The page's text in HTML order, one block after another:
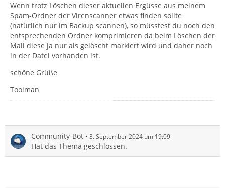
Wenn trotz Löschen dieser aktuellen Ergüsse aus meinem
Spam-Ordner der Virenscanner etwas finden sollte
(natürlich nur im Backup scannen), so müsstest du noch den
entsprechenden Ordner komprimieren da beim Löschen der
Mail diese ja nur als gelöscht markiert wird und daher noch
in der Datei vorhanden ist.
schöne Grüße
Toolman
Community-Bot 3. September 2024 um 19:09
Hat das Thema geschlossen.